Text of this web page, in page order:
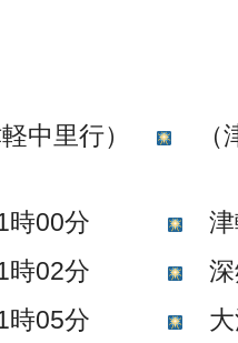
軽中里行）
（
時00分
02分
05分